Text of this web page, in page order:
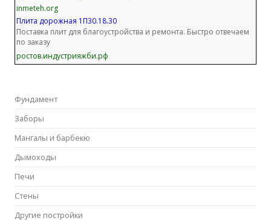
inmeteh.org
Плита дорожная 1П30.18.30
Поставка плит для благоустройства и ремонта. Быстро отвечаем
по заказу
ростов.индустрияжби.рф
Фундамент
Заборы
Мангалы и барбекю
Дымоходы
Печи
Стены
Другие постройки